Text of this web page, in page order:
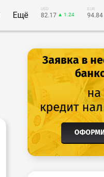
Ещё
USD
82.17 ▲ 1.24
EUR
94.84
Заявка в
на
кредит